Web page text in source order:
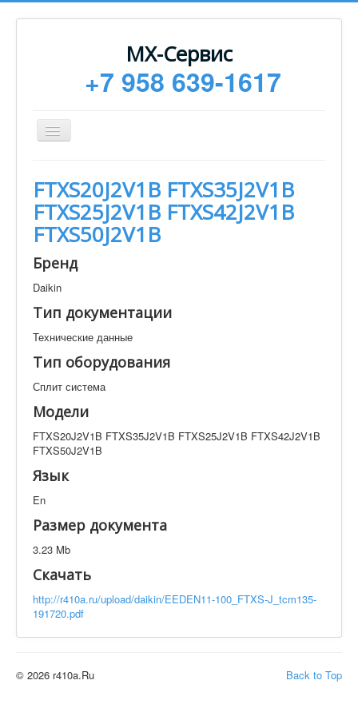
МХ-Сервис
+7 958 639-1617
Toggle
Navigation
Монтаж
Сервисное обслуживание
Техническая документация
Новости
Контакты
Техническая документация
FTXS20J2V1B FTXS35J2V1B FTXS25J2V1B
Искать
Производитель
Элементов на страницу
FTXS20J2V1B FTXS35J2V1B
FTXS25J2V1B FTXS42J2V1B
FTXS50J2V1B
Бренд
Daikin
Тип документации
Технические данные
Тип оборудования
Сплит система
Модели
FTXS20J2V1B FTXS35J2V1B FTXS25J2V1B FTXS42J2V1B
FTXS50J2V1B
Язык
En
Размер документа
3.23 Mb
Скачать
http://r410a.ru/upload/daikin/EEDEN11-100_FTXS-J_tcm135-
191720.pdf
Back to Top
© 2026 r410a.Ru